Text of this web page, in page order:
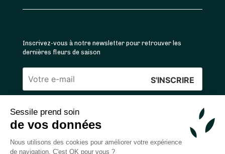
Sessile prend soin
de vos données
Nous utilisons des cookies pour améliorer votre expérience
de navigation. C'est OK pour vous ?
Inscrivez-vous à notre newsletter pour retrouver les
dernières fleurs de saison
Veuillez
ce
champ
4.4 /5 ⭐ | 120 000+ bouquets livrés |
Achats 100% sécurisés